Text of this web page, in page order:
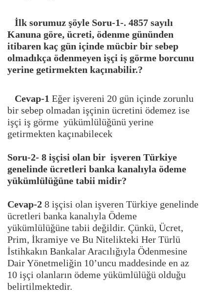
İlk sorumuz şöyle Soru-1-. 4857 sayılı
Kanuna göre, ücreti, ödenme gününden
itibaren kaç gün içinde mücbir bir sebep
olmadıkça ödenmeyen işçi iş görme borcunu
yerine getirmekten kaçınabilir.?
Cevap-1 Eğer işvereni 20 gün içinde zorunlu
bir sebep olmadan işçinin ücretini ödemez ise
işçi iş görme yükümlülüğünü yerine
getirmekten kaçınabilecek
Soru-2- 8 işçisi olan bir işveren Türkiye
genelinde ücretleri banka kanalıyla ödeme
yükümlülüğüne tabii midir?
Cevap-2 8 işçisi olan işveren Türkiye genelinde
ücretleri banka kanalıyla Ödeme
yükümlülüğüne tabii değildir. Çünkü, Ücret,
Prim, İkramiye ve Bu Nitelikteki Her Türlü
İstihkakın Bankalar Aracılığıyla Ödenmesine
Dair Yönetmeliğin 10’uncu maddesinde en az
10 işçi olanların ödeme yükümlülüğü olduğu
belirtilmektedir.